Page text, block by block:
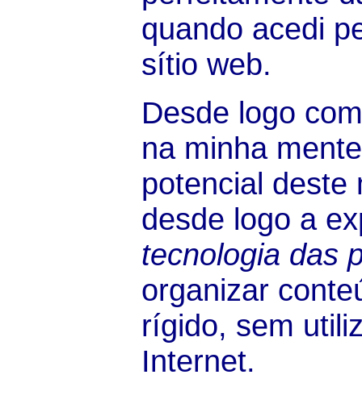
quando acedi
sítio web.
Desde logo
na minha
potencial deste
desde logo a
tecnologia das
organizar
rígido, sem
Internet.